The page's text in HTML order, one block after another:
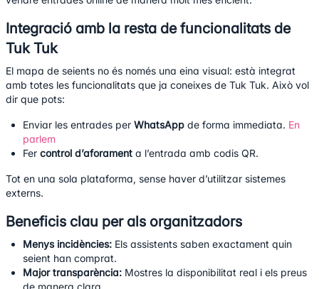
Integració amb la resta de funcionalitats de
Tuk Tuk
El mapa de seients no és només una eina visual: està integrat
amb totes les funcionalitats que ja coneixes de Tuk Tuk. Això vol
dir que pots:
Enviar les entrades per WhatsApp de forma immediata. En
parlem
Fer control d’aforament a l’entrada amb codis QR.
Tot en una sola plataforma, sense haver d’utilitzar sistemes
externs.
Beneficis clau per als organitzadors
Menys incidències: Els assistents saben exactament quin
seient han comprat.
Major transparència: Mostres la disponibilitat real i els preus